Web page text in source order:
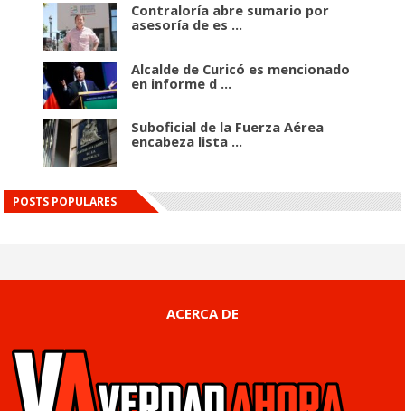
Contraloría abre sumario por
asesoría de es ...
Alcalde de Curicó es mencionado
en informe d ...
Suboficial de la Fuerza Aérea
encabeza lista ...
POSTS POPULARES
ACERCA DE